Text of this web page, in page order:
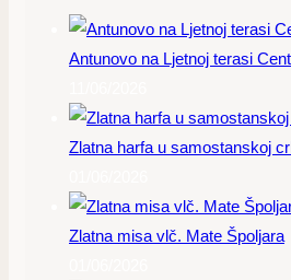
Antunovo na Ljetnoj terasi
Zlatna harfa u samostanskoj
Zlatna misa vlč. Mate Špoljara